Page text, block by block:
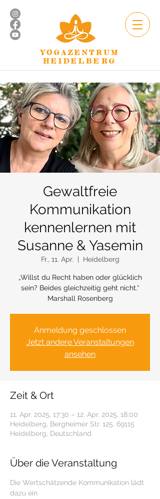
YOGAZENTRUM
HEIDELBERG
Gewaltfreie
Kommunikation
kennenlernen mit
Susanne & Yasemin
Fr., 11. Apr. Heidelberg
„Willst du Recht haben oder glücklich
sein? Beides gleichzeitig geht nicht.“
Marshall Rosenberg
Anmeldung geschlossen
Jetzt andere Veranstaltungen
ansehen
Zeit & Ort
11. Apr. 2025, 17:30 – 12. Apr. 2025, 18:00
Heidelberg, Bergheimer Str. 125, 69115
Heidelberg, Deutschland
Über die Veranstaltung
Die Wertschätzende Kommunikation lädt
dazu ein